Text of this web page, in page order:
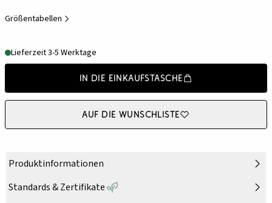
Größentabellen
Lieferzeit 3-5 Werktage
In die Einkaufstasche
Auf die Wunschliste
Produktinformationen
Standards & Zertifikate